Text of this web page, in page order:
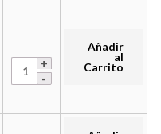
Añadir
al
Carrito